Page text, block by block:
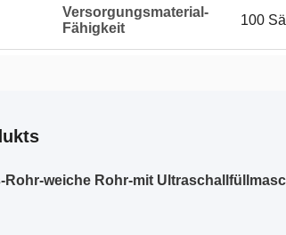
Versorgungsmaterial-
Fähigkeit
100
weiche Rohr-mit